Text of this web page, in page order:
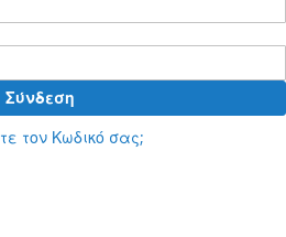
Σύνδεση
τον Κωδικό σας;